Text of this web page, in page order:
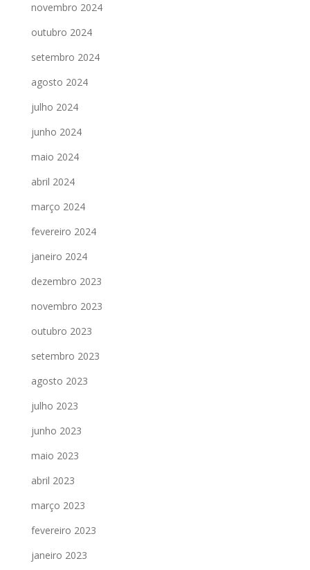
novembro 2024
outubro 2024
setembro 2024
agosto 2024
julho 2024
junho 2024
maio 2024
abril 2024
março 2024
fevereiro 2024
janeiro 2024
dezembro 2023
novembro 2023
outubro 2023
setembro 2023
agosto 2023
julho 2023
junho 2023
maio 2023
abril 2023
março 2023
fevereiro 2023
janeiro 2023